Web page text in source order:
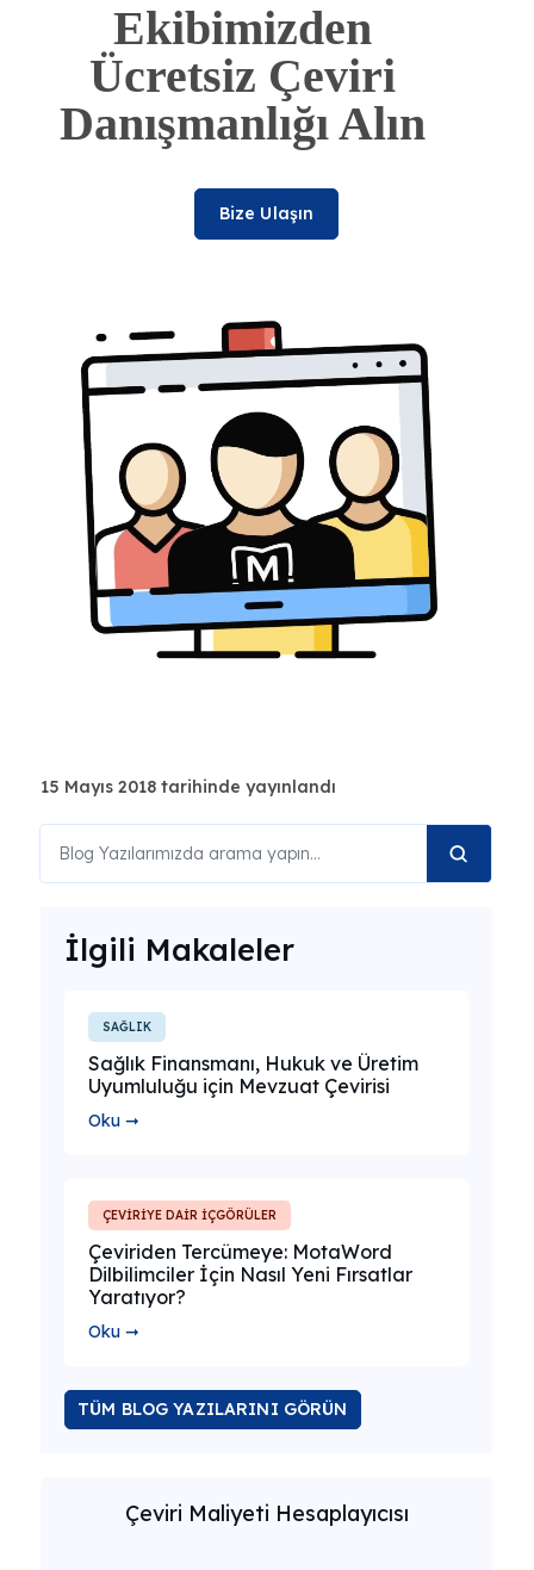
Ekibimizden
Ücretsiz Çeviri
Danışmanlığı Alın
Bize Ulaşın
15 Mayıs 2018 tarihinde yayınlandı
İlgili Makaleler
SAĞLIK
Sağlık Finansmanı, Hukuk ve Üretim
Uyumluluğu için Mevzuat Çevirisi
Oku ➞
ÇEVİRİYE DAİR İÇGÖRÜLER
Çeviriden Tercümeye: MotaWord
Dilbilimciler İçin Nasıl Yeni Fırsatlar
Yaratıyor?
Oku ➞
TÜM BLOG YAZILARINI GÖRÜN
Çeviri Maliyeti Hesaplayıcısı